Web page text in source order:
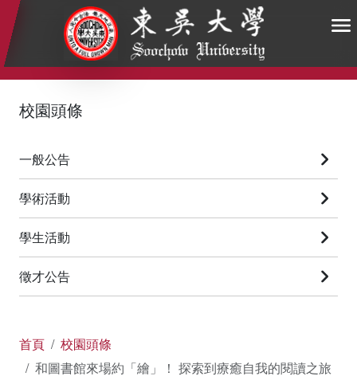
:::
校園頭條
一般公告
學術活動
學生活動
徵才公告
首頁
校園頭條
和圖書館來場約「繪」！ 探索到療癒自我的閱讀之旅